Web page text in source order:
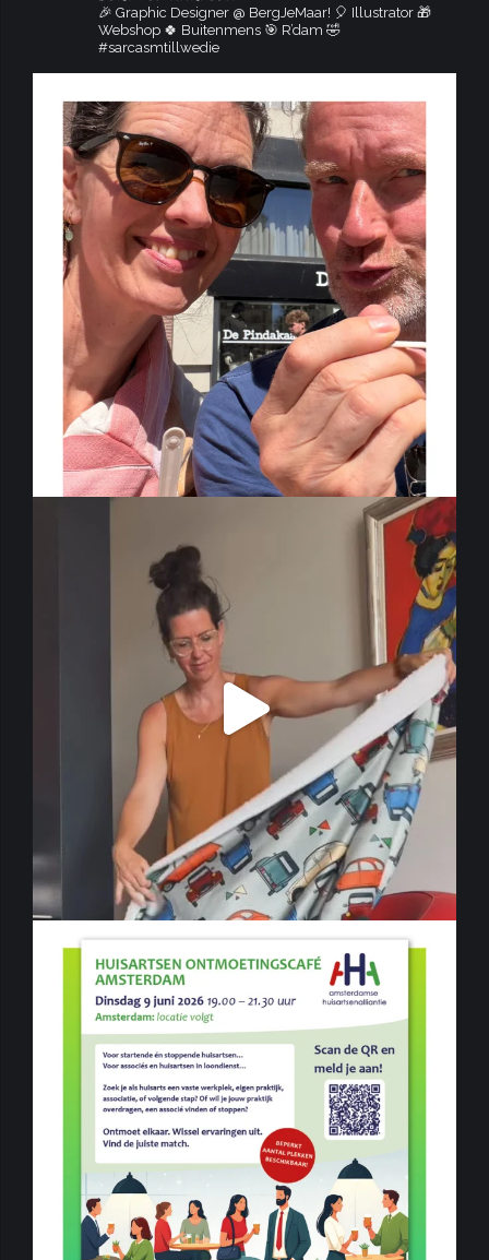
🎉 Graphic Designer @ BergJeMaar! 🎈 Illustrator 🎁
Webshop 🍀 Buitenmens 🎯 R’dam 🤣
#sarcasmtillwedie